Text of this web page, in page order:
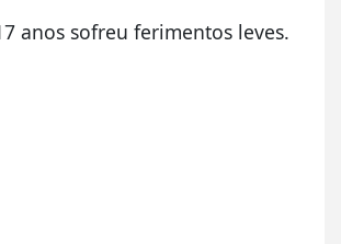
anos sofreu ferimentos leves.